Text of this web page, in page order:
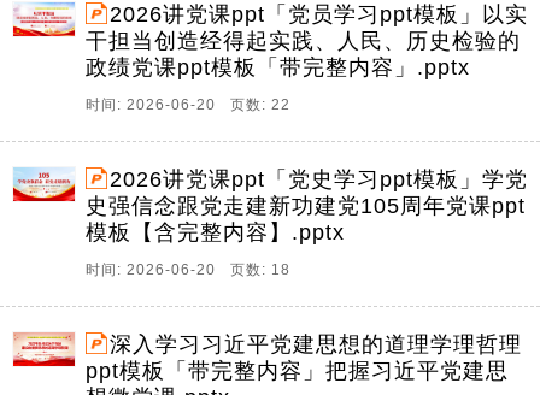
2026讲党课ppt「党员学习ppt模板」以实
干担当创造经得起实践、人民、历史检验的
政绩党课ppt模板「带完整内容」.pptx
时间: 2026-06-20 页数: 22
2026讲党课ppt「党史学习ppt模板」学党
史强信念跟党走建新功建党105周年党课ppt
模板【含完整内容】.pptx
时间: 2026-06-20 页数: 18
深入学习习近平党建思想的道理学理哲理
ppt模板「带完整内容」把握习近平党建思